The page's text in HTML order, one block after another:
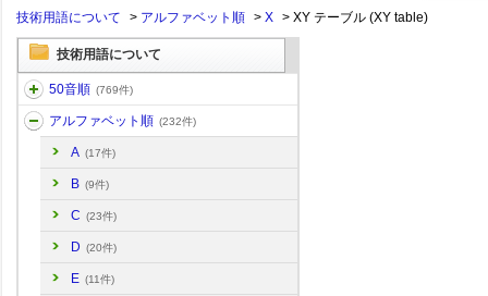
技術用語について > アルファベット順 > X > XY テーブル (XY table)
技術用語について
50音順 (769件)
アルファベット順 (232件)
A (17件)
B (9件)
C (23件)
D (20件)
E (11件)